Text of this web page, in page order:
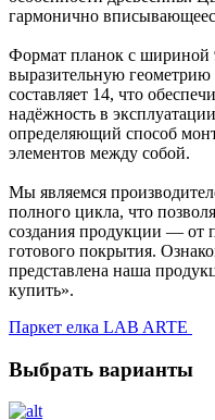
гармонично
Формат планок с шириной
выразительную
составляет 14, что
надёжность в
определяющий способ
элементов между собой.
Мы являемся
полного цикла, что
создания продукции — от
готового покрытия.
представлена наша
купить».
Паркет елка LAB ARTE
Выбрать варианты